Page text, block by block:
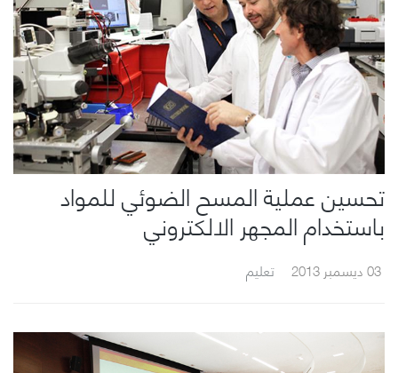
تحسين عملية المسح الضوئي للمواد
باستخدام المجهر الالكتروني
03 ديسمبر 2013 تعليم